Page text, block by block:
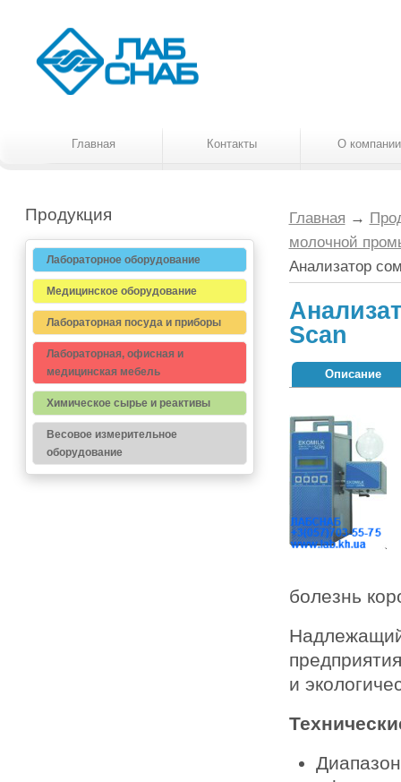
Главная Контакты О компании
Главная →
молочной
Анализатор
Scan
Описание
болезнь
и
Продукция
Лабораторное оборудование
Медицинское оборудование
Лабораторная посуда и приборы
Лабораторная, офисная и
медицинская мебель
Химическое сырье и реактивы
Весовое измерительное
оборудование